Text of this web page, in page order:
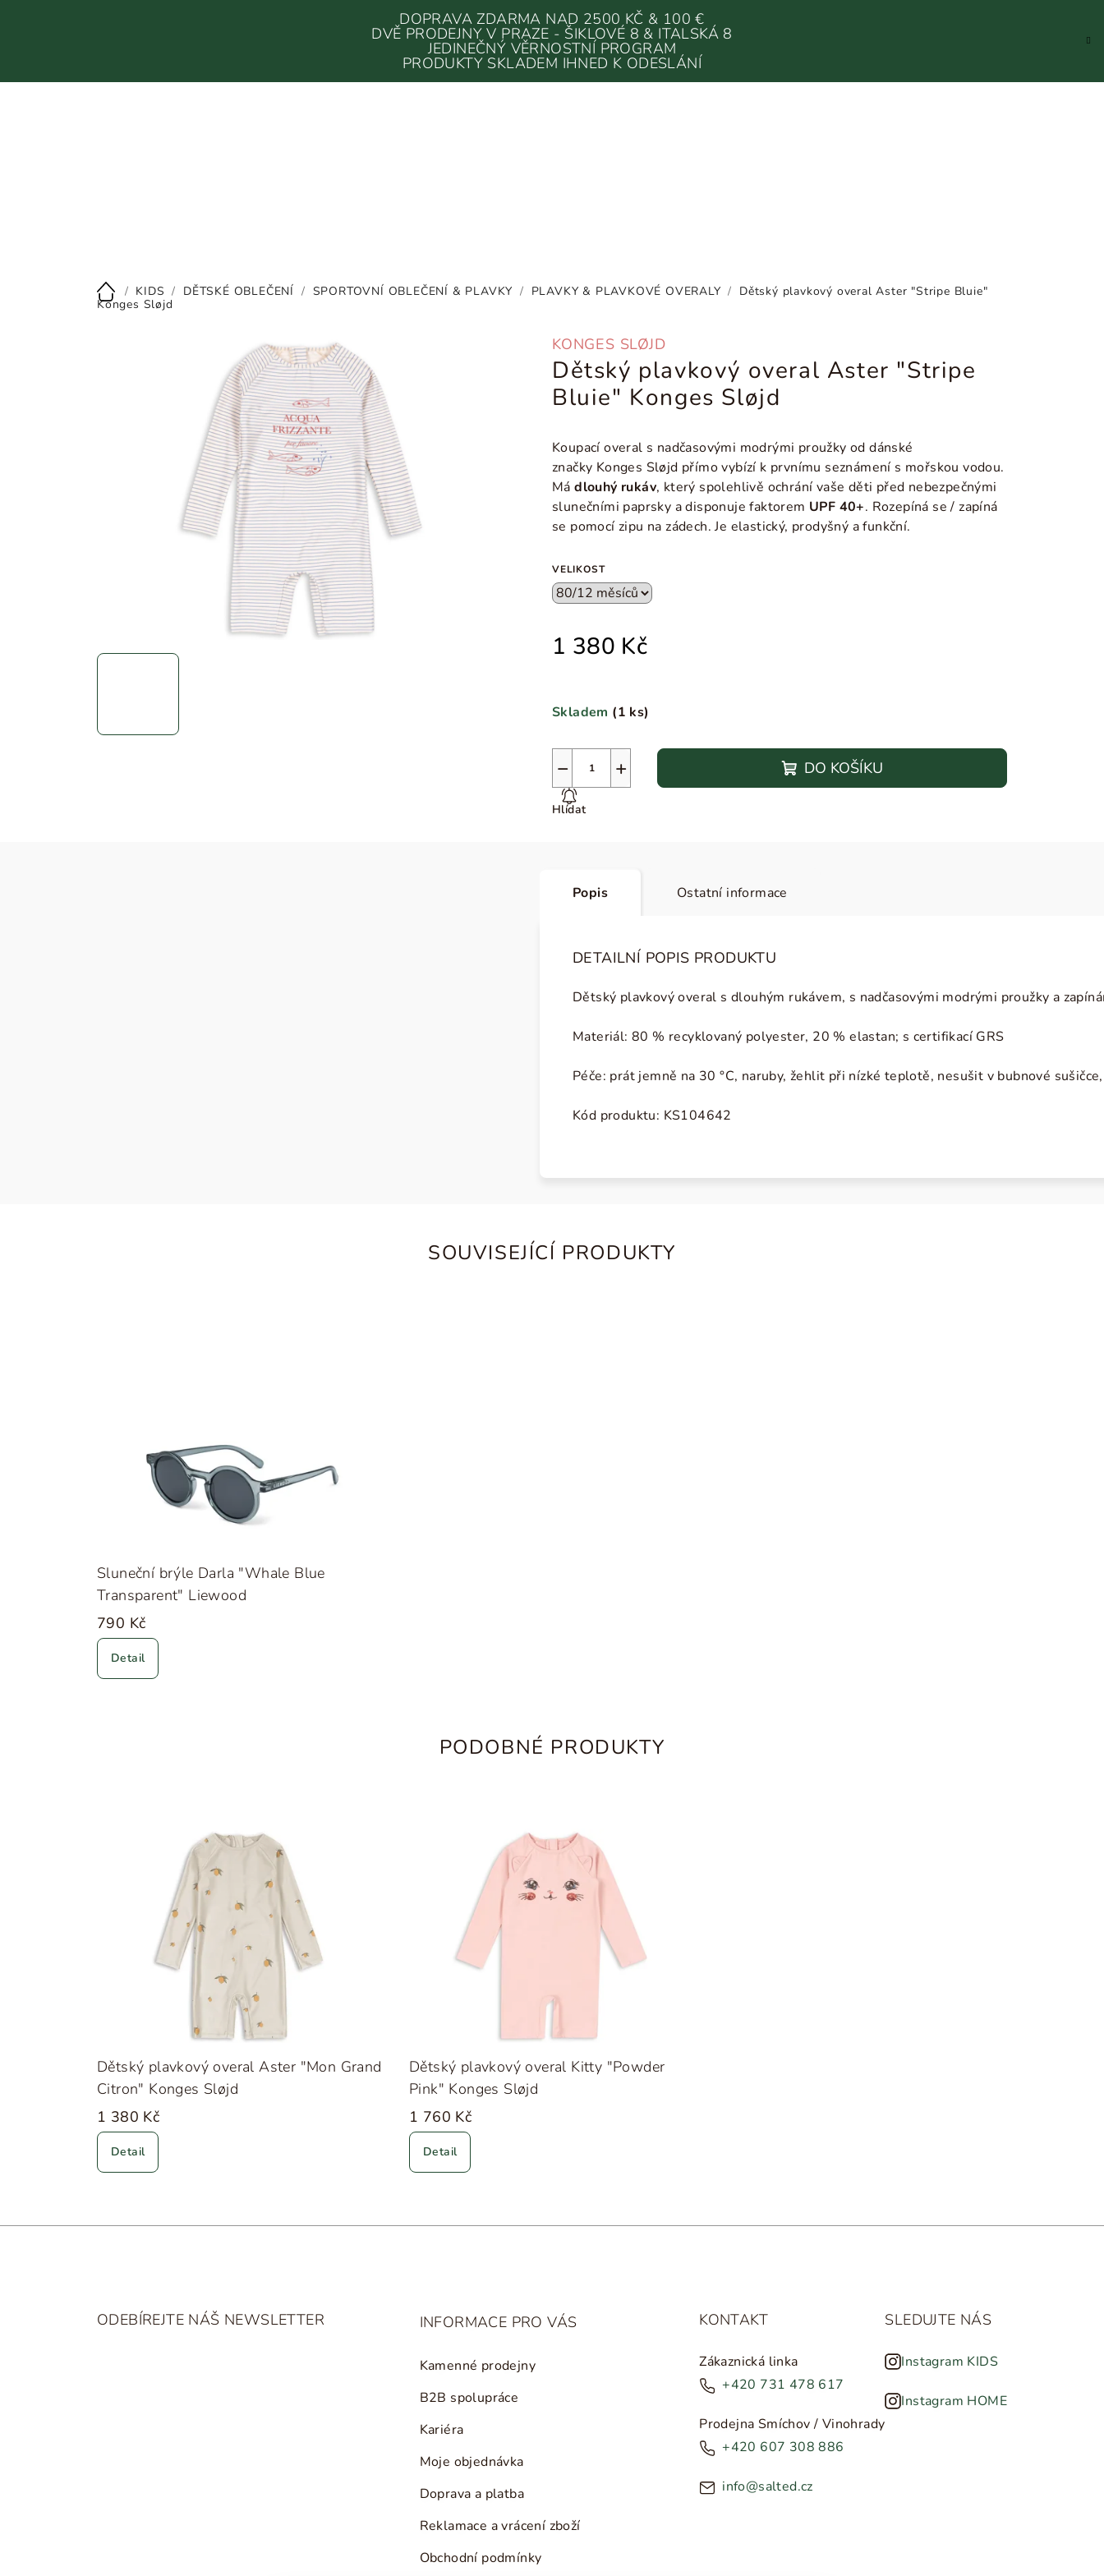
DOPRAVA ZDARMA NAD 2500 KČ & 100 €
DVĚ PRODEJNY V PRAZE - ŠIKLOVÉ 8 & ITALSKÁ 8
JEDINEČNÝ VĚRNOSTNÍ PROGRAM
PRODUKTY SKLADEM IHNED K ODESLÁNÍ
Domů
/ KIDS / DĚTSKÉ OBLEČENÍ / SPORTOVNÍ OBLEČENÍ & PLAVKY / PLAVKY & PLAVKOVÉ OVERALY / Dětský plavkový overal Aster "Stripe Bluie"
Konges Sløjd
KONGES SLØJD
Dětský plavkový overal Aster "Stripe
Bluie" Konges Sløjd
Koupací overal s nadčasovými modrými proužky od dánské
značky Konges Sløjd přímo vybízí k prvnímu seznámení s mořskou vodou.
Mádlouhý rukáv, který spolehlivě ochrání vaše děti před nebezpečnými
slunečními paprsky a disponuje faktorem UPF 40+. Rozepíná se / zapíná
se pomocí zipu na zádech. Je elastický, prodyšný a funkční.
VELIKOST
1 380 Kč
Skladem (1 ks)
+
− DO KOŠÍKU
Hlídat
Popis Ostatní informace
DETAILNÍ POPIS PRODUKTU
Dětský plavkový overal s dlouhým rukávem, s nadčasovými modrými proužky a
Materiál: 80 % recyklovaný polyester, 20 % elastan; s certifikací GRS
Péče: prát jemně na 30 °C, naruby, žehlit při nízké teplotě, nesušit v bubnové
Kód produktu: KS104642
SOUVISEJÍCÍ PRODUKTY
Sluneční brýle Darla "Whale Blue
Transparent" Liewood
790 Kč
Detail
PODOBNÉ PRODUKTY
Dětský plavkový overal Aster "Mon Grand
Citron" Konges Sløjd
1 380 Kč
Detail
Dětský plavkový overal Kitty "Powder
Pink" Konges Sløjd
1 760 Kč
Detail
ODEBÍREJTE NÁŠ NEWSLETTER INFORMACE PRO VÁS
Kamenné prodejny
B2B spolupráce
Kariéra
Moje objednávka
Doprava a platba
Reklamace a vrácení zboží
Obchodní podmínky
KONTAKT
Zákaznická linka
+420 731 478 617
Prodejna Smíchov / Vinohrady
+420 607 308 886
info@salted.cz
SLEDUJTE NÁS
Instagram KIDS
Instagram HOME